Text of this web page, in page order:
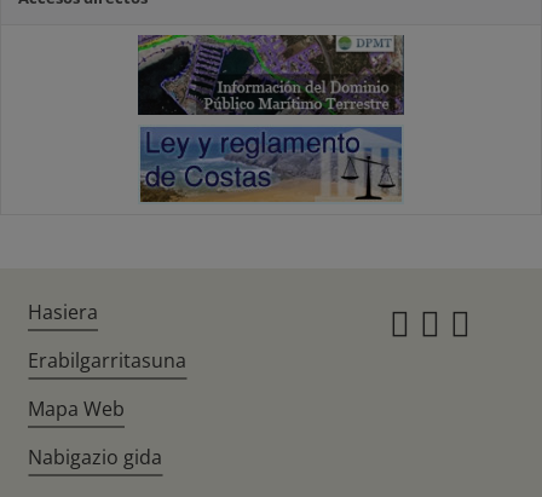
Hasiera
Erabilgarritasuna
Mapa Web
Nabigazio gida